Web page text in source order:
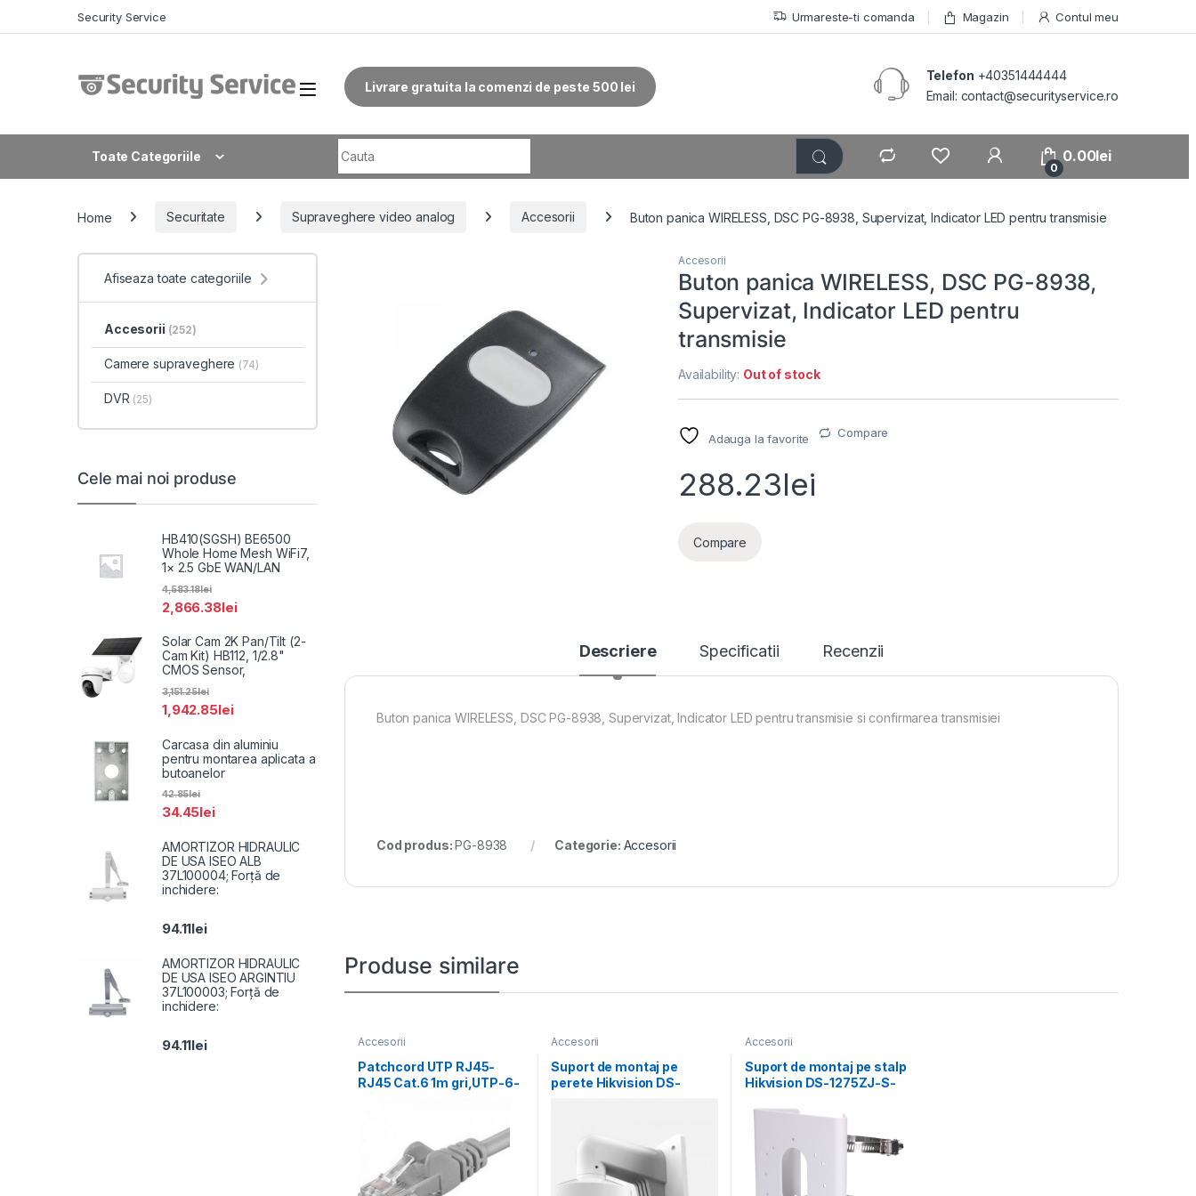
Security Service Urmareste-ti comanda Magazin Contul meu
Livrare gratuita la comenzi de peste 500 lei
Telefon +40351444444
Email: contact@securityservice.ro
Toate Categoriile
0
0.00lei
Home Securitate Supraveghere video analog Accesorii Buton panica WIRELESS, DSC PG-8938, Supervizat, Indicator LED pentru transmisie
Accesorii
Buton panica WIRELESS, DSC PG-8938,
Supervizat, Indicator LED pentru
transmisie
Availability: Out of stock
Adauga la favorite Compare
288.23lei
Compare
Descriere Specificatii Recenzii
Buton panica WIRELESS, DSC PG-8938, Supervizat, Indicator LED pentru transmisie si confirmarea transmisiei
Cod produs:PG-8938 Categorie: Accesorii
Produse similare
Accesorii
Patchcord UTP RJ45-
RJ45 Cat.6 1m gri,UTP-6-
Accesorii
Suport de montaj pe
perete Hikvision DS-
Accesorii
Suport de montaj pe stalp
Hikvision DS-1275ZJ-S-
Afiseaza toate categoriile
Accesorii (252)
Camere supraveghere (74)
DVR (25)
Cele mai noi produse
HB410(SGSH) BE6500
Whole Home Mesh WiFi7,
1× 2.5 GbE WAN/LAN
2,866.38lei
4,583.18lei
Solar Cam 2K Pan/Tilt (2-
Cam Kit) HB112, 1/2.8"
CMOS Sensor,
1,942.85lei
3,151.25lei
Carcasa din aluminiu
pentru montarea aplicata a
butoanelor
34.45lei
42.85lei
AMORTIZOR HIDRAULIC
DE USA ISEO ALB
37L100004; Forță de
inchidere:
94.11lei
AMORTIZOR HIDRAULIC
DE USA ISEO ARGINTIU
37L100003; Forță de
inchidere:
94.11lei